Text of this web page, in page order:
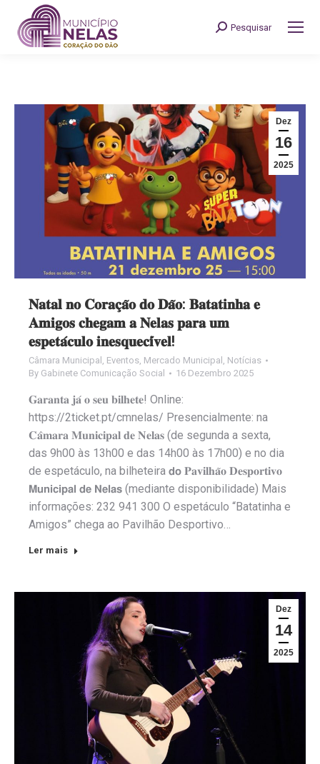
Search:
Pesquisar
Dez
16
2025
𝐍𝐚𝐭𝐚𝐥 𝐧𝐨 𝐂𝐨𝐫𝐚𝐜̧𝐚̃𝐨 𝐝𝐨 𝐃𝐚̃𝐨: 𝐁𝐚𝐭𝐚𝐭𝐢𝐧𝐡𝐚 𝐞
𝐀𝐦𝐢𝐠𝐨𝐬 𝐜𝐡𝐞𝐠𝐚𝐦 𝐚 𝐍𝐞𝐥𝐚𝐬 𝐩𝐚𝐫𝐚 𝐮𝐦
𝐞𝐬𝐩𝐞𝐭𝐚́𝐜𝐮𝐥𝐨 𝐢𝐧𝐞𝐬𝐪𝐮𝐞𝐜𝐢́𝐯𝐞𝐥!
Câmara Municipal , Eventos, Mercado Municipal , Notícias
By Gabinete Comunicação Social 16 Dezembro 2025
𝐆𝐚𝐫𝐚𝐧𝐭𝐚 𝐣𝐚́ 𝐨 𝐬𝐞𝐮 𝐛𝐢𝐥𝐡𝐞𝐭𝐞! Online:
https://2ticket.pt/cmnelas/ Presencialmente: na
𝐂𝐚̂𝐦𝐚𝐫𝐚 𝐌𝐮𝐧𝐢𝐜𝐢𝐩𝐚𝐥 𝐝𝐞 𝐍𝐞𝐥𝐚𝐬 (de segunda a sexta,
das 9h00 às 13h00 e das 14h00 às 17h00) e no dia
de espetáculo, na bilheteira 𝗱𝗼 𝐏𝐚𝐯𝐢𝐥𝐡𝐚̃𝐨 𝐃𝐞𝐬𝐩𝐨𝐫𝐭𝐢𝐯𝐨
𝗠𝘂𝗻𝗶𝗰𝗶𝗽𝗮𝗹 𝗱𝗲 𝗡𝗲𝗹𝗮𝘀 (mediante disponibilidade) Mais
informações: 232 941 300 O espetáculo “Batatinha e
Amigos” chega ao Pavilhão Desportivo…
Ler mais
Dez
14
2025